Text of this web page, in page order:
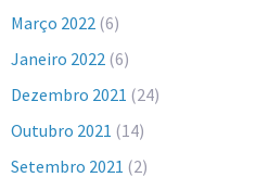
Março 2022 (6)
Janeiro 2022 (6)
Dezembro 2021 (24)
Outubro 2021 (14)
Setembro 2021 (2)